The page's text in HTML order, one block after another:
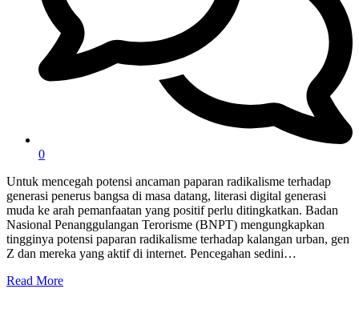
0
Untuk mencegah potensi ancaman paparan radikalisme terhadap
generasi penerus bangsa di masa datang, literasi digital generasi
muda ke arah pemanfaatan yang positif perlu ditingkatkan. Badan
Nasional Penanggulangan Terorisme (BNPT) mengungkapkan
tingginya potensi paparan radikalisme terhadap kalangan urban, gen
Z dan mereka yang aktif di internet. Pencegahan sedini…
Read More